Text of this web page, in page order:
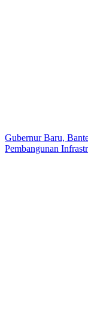
Gubernur Baru,
Pembangunan